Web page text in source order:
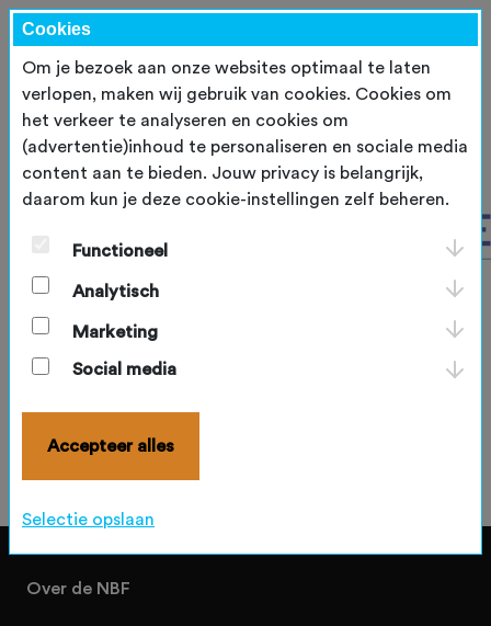
Over de NBF
Cookies
Om je bezoek aan onze websites optimaal te laten
verlopen, maken wij gebruik van cookies. Cookies om
het verkeer te analyseren en cookies om
(advertentie)inhoud te personaliseren en sociale media
content aan te bieden. Jouw privacy is belangrijk,
daarom kun je deze cookie-instellingen zelf beheren.
Functioneel
Analytisch
Marketing
Social media
Accepteer alles
Selectie opslaan